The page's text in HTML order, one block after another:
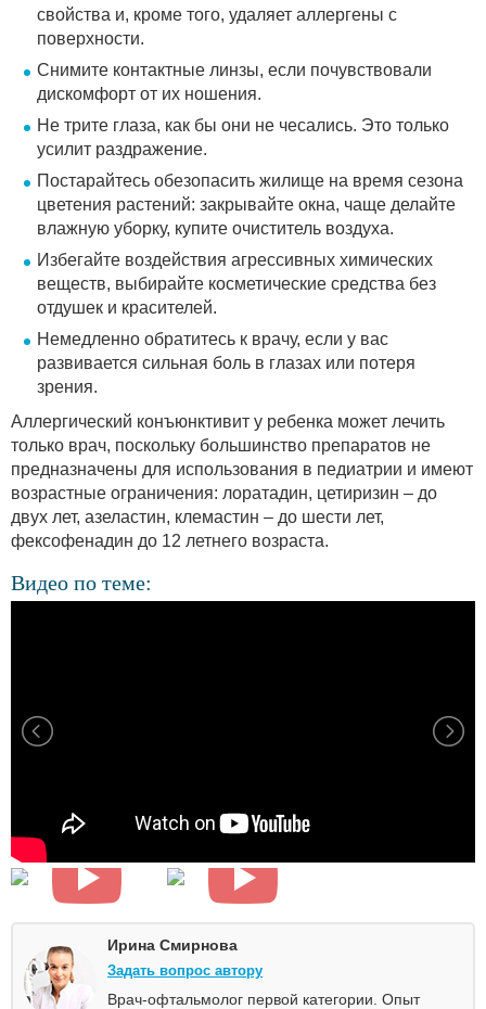
свойства и, кроме того, удаляет аллергены с
поверхности.
Снимите контактные линзы, если почувствовали
дискомфорт от их ношения.
Не трите глаза, как бы они не чесались. Это только
усилит раздражение.
Постарайтесь обезопасить жилище на время сезона
цветения растений: закрывайте окна, чаще делайте
влажную уборку, купите очиститель воздуха.
Избегайте воздействия агрессивных химических
веществ, выбирайте косметические средства без
отдушек и красителей.
Немедленно обратитесь к врачу, если у вас
развивается сильная боль в глазах или потеря
зрения.
Аллергический конъюнктивит у ребенка может лечить
только врач, поскольку большинство препаратов не
предназначены для использования в педиатрии и имеют
возрастные ограничения: лоратадин, цетиризин – до
двух лет, азеластин, клемастин – до шести лет,
фексофенадин до 12 летнего возраста.
Видео по теме:
Ирина Смирнова
Задать вопрос автору
Врач-офтальмолог первой категории. Опыт